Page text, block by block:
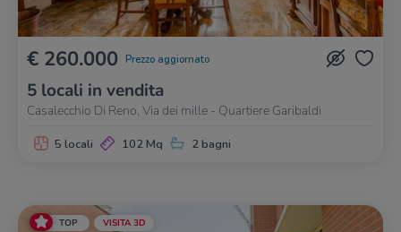
€ 260.000 Prezzo aggiornato
5 locali in vendita
Casalecchio Di Reno, Via dei mille - Quartiere Garibaldi
5 locali 102 Mq 2 bagni
TOP VISITA 3D